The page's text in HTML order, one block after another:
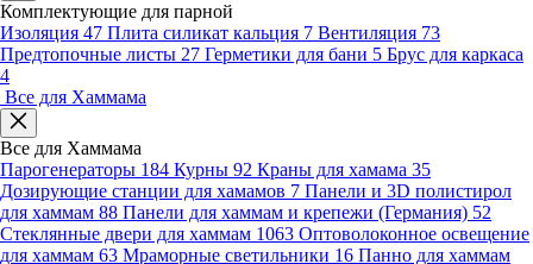
Комплектующие для парной
Изоляция 47 Плита силикат кальция 7 Вентиляция 73
Предтопочные листы 27 Герметики для бани 5 Брус для каркаса
4
Все для Хаммама
Все для Хаммама
Парогенераторы 184 Курны 92 Краны для хамама 35
Дозирующие станции для хамамов 7 Панели и 3D полистирол
для хаммам 88 Панели для хаммам и крепежи (Германия) 52
Стеклянные двери для хаммам 1063 Оптоволоконное освещение
для хаммам 63 Мраморные светильники 16 Панно для хаммам